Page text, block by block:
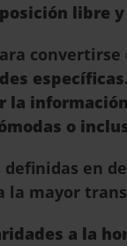
libre
convertirse
la
o
definidas en
la mayor
a la